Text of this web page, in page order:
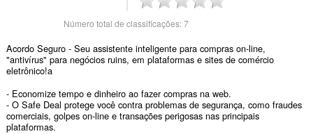
Número total de classificações:7
Acordo Seguro - Seu assistente inteligente para compras on-line,
"antivírus" para negócios ruins, em plataformas e sites de comércio
eletrônico!a
- Economize tempo e dinheiro ao fazer compras na web.
- O Safe Deal protege você contra problemas de segurança, como fraudes
comerciais, golpes on-line e transações perigosas nas principais
plataformas.